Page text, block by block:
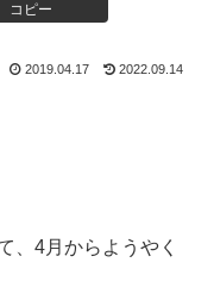
コピー
2019.04.17 2022.09.14
、4月からようやく